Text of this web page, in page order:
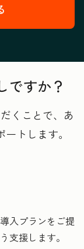
ですか？
くことで、あ
トします。
入プランをご提
支援します。